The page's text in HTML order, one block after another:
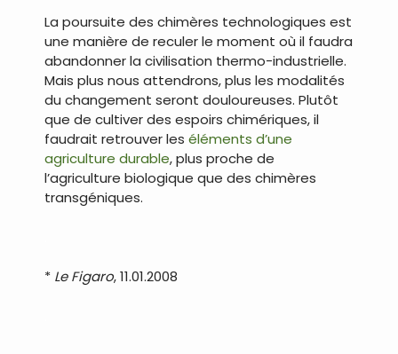
La poursuite des chimères technologiques est
une manière de reculer le moment où il faudra
abandonner la civilisation thermo-industrielle.
Mais plus nous attendrons, plus les modalités
du changement seront douloureuses. Plutôt
que de cultiver des espoirs chimériques, il
faudrait retrouver les éléments d’une
agriculture durable, plus proche de
l’agriculture biologique que des chimères
transgéniques.
* Le Figaro, 11.01.2008